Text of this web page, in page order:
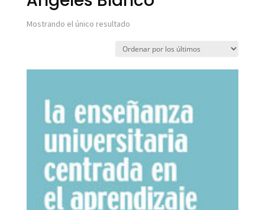
Mostrando el único resultado